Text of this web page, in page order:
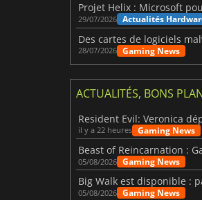
Projet Helix : Microsoft
29/07/2026 Actualités
28/07/2026 Gaming News
ACTUALITÉS, BONS
il y a 22 heures Gaming News
05/08/2026 Gaming News
05/08/2026 Gaming News